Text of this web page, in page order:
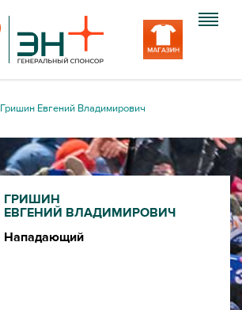
Гришин Евгений Владимирович
ГРИШИН
ЕВГЕНИЙ ВЛАДИМИРОВИЧ
Нападающий